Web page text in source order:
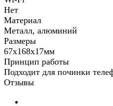
Нет
Материал
Металл, алюминий
Размеры
67х168х17мм
Принцип работы
Подходит для починки
Отзывы